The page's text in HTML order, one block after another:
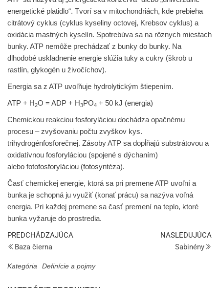
energetické platidlo“. Tvorí sa v mitochondriách, kde prebieha
citrátový cyklus (cyklus kyseliny octovej, Krebsov cyklus) a
oxidácia mastných kyselín. Spotrebúva sa na rôznych miestach
bunky. ATP nemôže prechádzať z bunky do bunky. Na
dlhodobé uskladnenie energie slúžia tuky a cukry (škrob u
rastlín, glykogén u živočíchov).
Energia sa z ATP uvoľňuje hydrolytickým štiepením.
ATP + H2O = ADP + H3PO4 + 50 kJ (energia)
Chemickou reakciou fosforyláciou dochádza opačnému
procesu – zvyšovaniu počtu zvyškov kys.
trihydrogénfosforečnej. Zásoby ATP sa dopĺňajú substrátovou a
oxidatívnou fosforyláciou (spojené s dýchaním)
alebo fotofosforyláciou (fotosyntéza).
Časť chemickej energie, ktorá sa pri premene ATP uvoľní a
bunka je schopná ju využiť (konať prácu) sa nazýva voľná
energia. Pri každej premene sa časť premení na teplo, ktoré
bunka vyžaruje do prostredia.
PREDCHÁDZAJÚCA
Baza čierna
NASLEDUJÚCA
Sabinény
Kategória Definície a pojmy